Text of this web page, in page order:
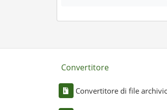
Convertitore
Convertitore di file